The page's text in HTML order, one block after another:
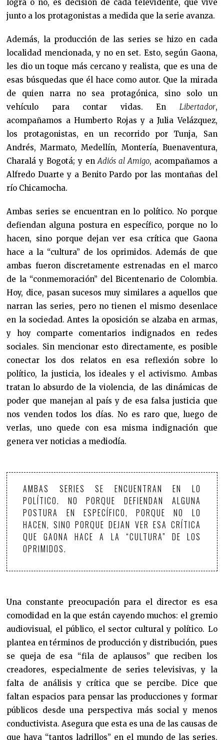
logra o no, es decisión de cada televidente, que vive
junto a los protagonistas a medida que la serie avanza.
Además, la producción de las series se hizo en cada
localidad mencionada, y no en set. Esto, según Gaona,
les dio un toque más cercano y realista, que es una de
esas búsquedas que él hace como autor. Que la mirada
de quien narra no sea protagónica, sino solo un
vehículo para contar vidas. En Libertador,
acompañamos a Humberto Rojas y a Julia Velázquez,
los protagonistas, en un recorrido por Tunja, San
Andrés, Marmato, Medellín, Montería, Buenaventura,
Charalá y Bogotá; y enAdiós al Amigo, acompañamos a
Alfredo Duarte y a Benito Pardo por las montañas del
río Chicamocha.
Ambas series se encuentran en lo político. No porque
defiendan alguna postura en específico, porque no lo
hacen, sino porque dejan ver esa crítica que Gaona
hace a la “cultura” de los oprimidos. Además de que
ambas fueron discretamente estrenadas en el marco
de la “conmemoración” del Bicentenario de Colombia.
Hoy, dice, pasan sucesos muy similares a aquellos que
narran las series, pero no tienen el mismo desenlace
en la sociedad. Antes la oposición se alzaba en armas,
y hoy comparte comentarios indignados en redes
sociales. Sin mencionar esto directamente, es posible
conectar los dos relatos en esa reflexión sobre lo
político, la justicia, los ideales y el activismo. Ambas
tratan lo absurdo de la violencia, de las dinámicas de
poder que manejan al país y de esa falsa justicia que
nos venden todos los días. No es raro que, luego de
verlas, uno quede con esa misma indignación que
genera ver noticias a mediodía.
AMBAS SERIES SE ENCUENTRAN EN LO
POLÍTICO. NO PORQUE DEFIENDAN ALGUNA
POSTURA EN ESPECÍFICO, PORQUE NO LO
HACEN, SINO PORQUE DEJAN VER ESA CRÍTICA
QUE GAONA HACE A LA “CULTURA” DE LOS
OPRIMIDOS.
Una constante preocupación para el director es esa
comodidad en la que están cayendo muchos: el gremio
audiovisual, el público, el sector cultural y político. Lo
plantea en términos de producción y distribución, pues
se queja de esa “fila de aplausos” que reciben los
creadores, especialmente de series televisivas, y la
falta de análisis y crítica que se percibe. Dice que
faltan espacios para pensar las producciones y formar
públicos desde una perspectiva más social y menos
conductivista. Asegura que esta es una de las causas de
que haya “tantos ladrillos” en el mundo de las series,